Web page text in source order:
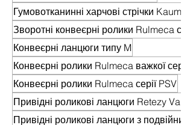
Гумовотканинні харчові стрічки Kauman
Зворотні конвеєрні ролики Rulmeca
Конвеєрні ланцюги типу M
Конвеєрні ролики Rulmeca важкої серії
Конвеєрні ролики Rulmeca серії PSV
Привідні роликові ланцюги Retezy
Привідні роликові ланцюги з подвійним